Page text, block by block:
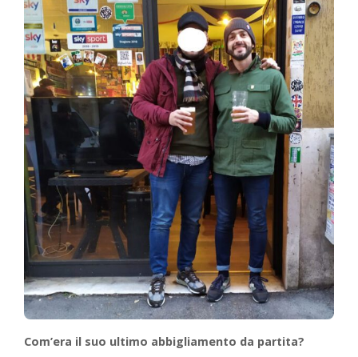
Com’era il suo ultimo abbigliamento da partita?